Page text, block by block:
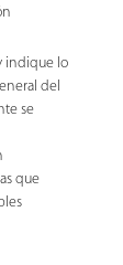
indique lo
del
se
que